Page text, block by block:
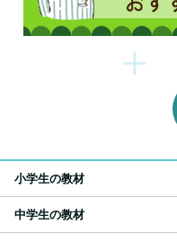
小学生の教材
中学生の教材